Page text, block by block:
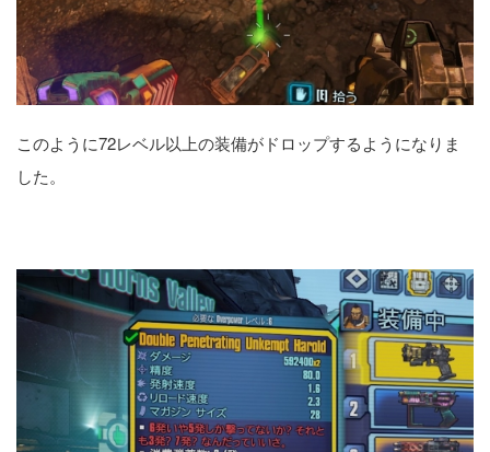
このように72レベル以上の装備がドロップするようになりま
した。